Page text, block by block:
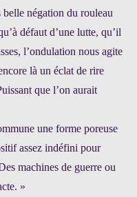
négation du rouleau
défaut d’une lutte, qu’il
l’ondulation nous agite
là un éclat de rire
que l’on aurait
une forme poreuse
assez indéfini pour
machines de guerre ou
»